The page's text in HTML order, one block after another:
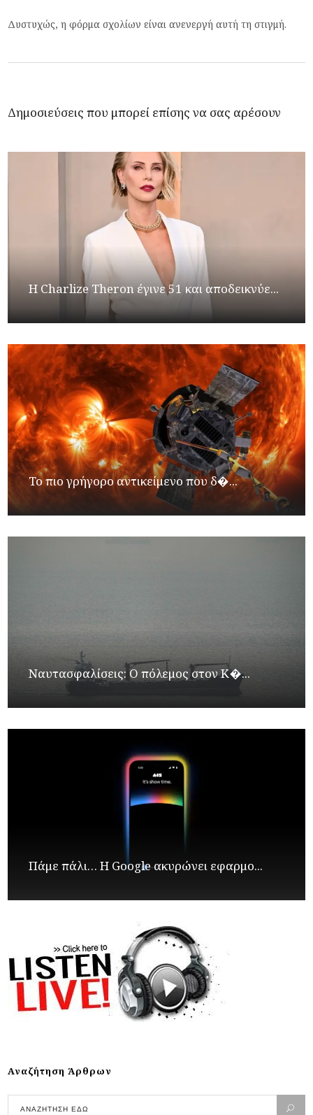
Δυστυχώς, η φόρμα σχολίων είναι ανενεργή αυτή τη στιγμή.
Δημοσιεύσεις που μπορεί επίσης να σας αρέσουν
Η Charlize Theron έγινε 51 και αποδεικνύε...
Το πιο γρήγορο αντικείμενο που δ�...
Ναυτασφαλίσεις: Ο πόλεμος στον Κ�...
Πάμε πάλι… Η Google ακυρώνει εφαρμο...
Αναζήτηση Άρθρων